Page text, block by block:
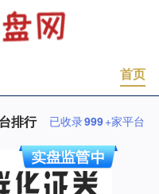
首页
排行 已收录999+家平台